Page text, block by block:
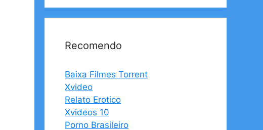
Recomendo
Baixa Filmes Torrent
Xvideo
Relato Erotico
Xvideos 10
Porno Brasileiro